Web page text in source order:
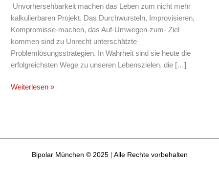
Unvorhersehbarkeit machen das Leben zum nicht mehr
kalkulierbaren Projekt. Das Durchwursteln, Improvisieren,
Kompromisse-machen, das Auf-Umwegen-zum- Ziel
kommen sind zu Unrecht unterschätzte
Problemlösungsstrategien. In Wahrheit sind sie heute die
erfolgreichsten Wege zu unseren Lebenszielen, die […]
lernen…
Weiterlesen »
Bipolar München © 2025| Alle Rechte vorbehalten